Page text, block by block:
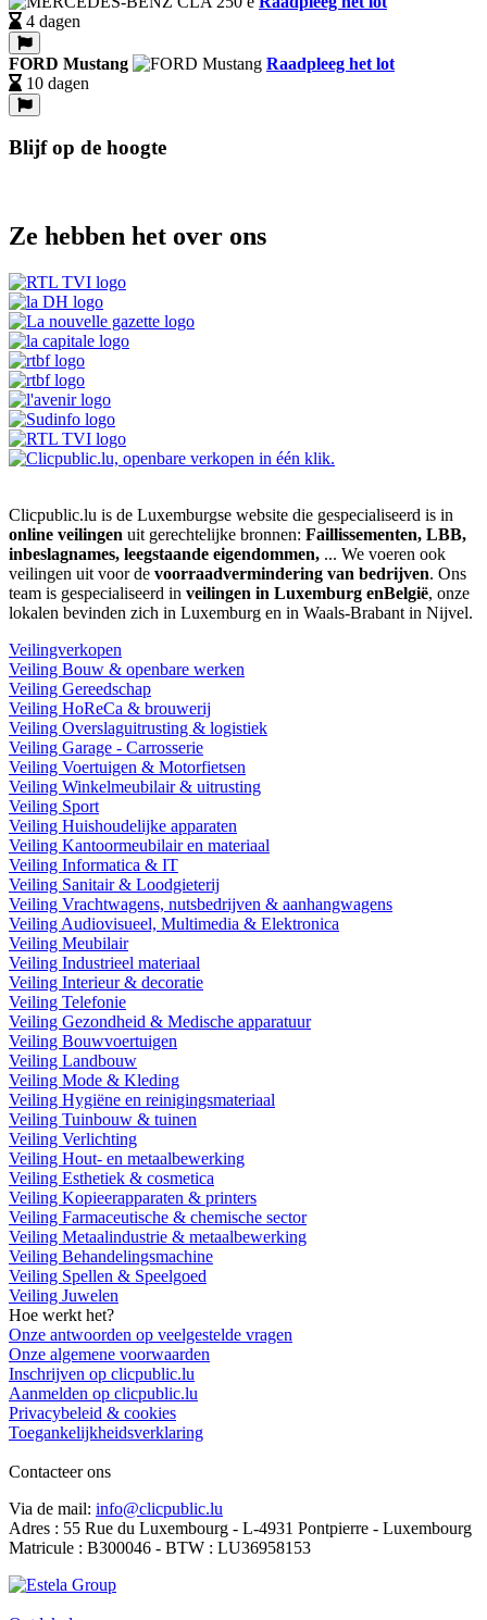
4 dagen
FORD Mustang
Raadpleeg het lot
10 dagen
Blijf op de hoogte
Ze hebben het over ons
Clicpublic.lu is de Luxemburgse website die gespecialiseerd is in
online veilingen uit gerechtelijke bronnen: Faillissementen, LBB,
inbeslagnames, leegstaande eigendommen, ... We voeren ook
veilingen uit voor de voorraadvermindering van bedrijven. Ons
team is gespecialiseerd in veilingen in Luxemburg enBelgië, onze
lokalen bevinden zich in Luxemburg en in Waals-Brabant in Nijvel.
Veilingverkopen
Veiling Bouw & openbare werken
Veiling Gereedschap
Veiling HoReCa & brouwerij
Veiling Overslaguitrusting & logistiek
Veiling Garage - Carrosserie
Veiling Voertuigen & Motorfietsen
Veiling Winkelmeubilair & uitrusting
Veiling Sport
Veiling Huishoudelijke apparaten
Veiling Kantoormeubilair en materiaal
Veiling Informatica & IT
Veiling Sanitair & Loodgieterij
Veiling Vrachtwagens, nutsbedrijven & aanhangwagens
Veiling Audiovisueel, Multimedia & Elektronica
Veiling Meubilair
Veiling Industrieel materiaal
Veiling Interieur & decoratie
Veiling Telefonie
Veiling Gezondheid & Medische apparatuur
Veiling Bouwvoertuigen
Veiling Landbouw
Veiling Mode & Kleding
Veiling Hygiëne en reinigingsmateriaal
Veiling Tuinbouw & tuinen
Veiling Verlichting
Veiling Hout- en metaalbewerking
Veiling Esthetiek & cosmetica
Veiling Kopieerapparaten & printers
Veiling Farmaceutische & chemische sector
Veiling Metaalindustrie & metaalbewerking
Veiling Behandelingsmachine
Veiling Spellen & Speelgoed
Veiling Juwelen
Hoe werkt het?
Onze antwoorden op veelgestelde vragen
Onze algemene voorwaarden
Inschrijven op clicpublic.lu
Aanmelden op clicpublic.lu
Privacybeleid & cookies
Toegankelijkheidsverklaring
Contacteer ons
Via de mail: info@clicpublic.lu
Adres : 55 Rue du Luxembourg - L-4931 Pontpierre - Luxembourg
Matricule : B300046 - BTW : LU36958153